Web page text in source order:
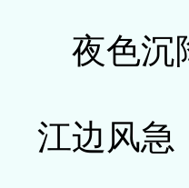
夜色沉
江边风急